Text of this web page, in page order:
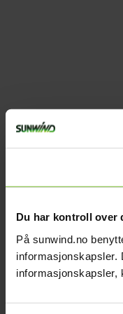
Du har kontroll over
På sunwind.no
informasjonskapsler.
informasjonskapsler,